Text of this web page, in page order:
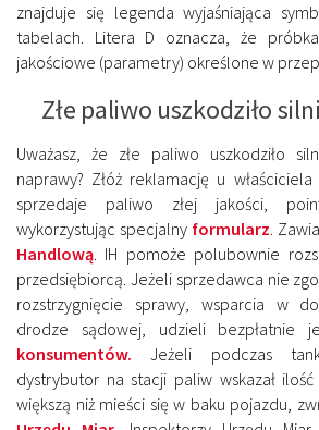
znajduje się legenda wyjaśniająca
tabelach. Litera D oznacza, że próbka
jakościowe (parametry) określone w
Złe paliwo uszkodziło
Uważasz, że złe paliwo uszkodziło
naprawy? Złóż reklamację u
sprzedaje paliwo złej jakości,
wykorzystując specjalny formularz.
Handlową. IH pomoże polubownie
przedsiębiorcą. Jeżeli sprzedawca nie
rozstrzygnięcie sprawy, wsparcia w
drodze sądowej, udzieli bezpłatnie
konsumentów. Jeżeli podczas
dystrybutor na stacji paliw wskazał
większą niż mieści się w baku pojazdu,